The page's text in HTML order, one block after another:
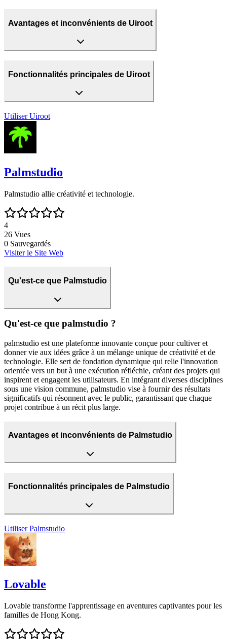
Avantages et inconvénients de Uiroot
Fonctionnalités principales de Uiroot
Utiliser Uiroot
Palmstudio
Palmstudio allie créativité et technologie.
4
26 Vues
0 Sauvegardés
Visiter le Site Web
Qu'est-ce que Palmstudio
Qu'est-ce que palmstudio ?
palmstudio est une plateforme innovante conçue pour cultiver et
donner vie aux idées grâce à un mélange unique de créativité et de
technologie. Elle sert de fondation dynamique qui relie l'innovation
orientée vers un but à une exécution réfléchie, créant des projets qui
inspirent et engagent les utilisateurs. En intégrant diverses disciplines
sous une vision commune, palmstudio vise à fournir des résultats
significatifs qui résonnent avec le public, garantissant que chaque
projet contribue à un récit plus large.
Avantages et inconvénients de Palmstudio
Fonctionnalités principales de Palmstudio
Utiliser Palmstudio
Lovable
Lovable transforme l'apprentissage en aventures captivantes pour les
familles de Hong Kong.